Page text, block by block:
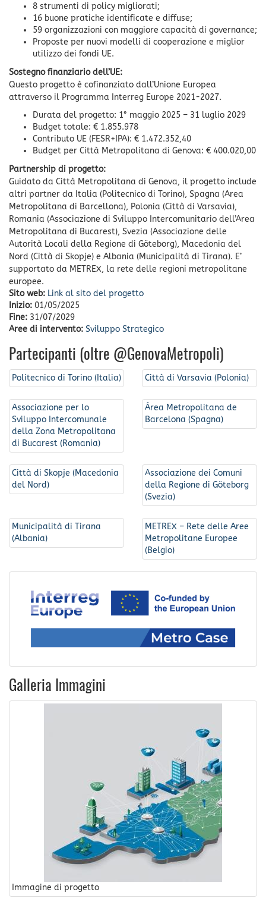
8 strumenti di policy migliorati;
16 buone pratiche identificate e diffuse;
59 organizzazioni con maggiore capacità di governance;
Proposte per nuovi modelli di cooperazione e miglior
utilizzo dei fondi UE.
Sostegno finanziario dell’UE:
Questo progetto è cofinanziato dall’Unione Europea
attraverso il Programma Interreg Europe 2021-2027.
Durata del progetto: 1° maggio 2025 – 31 luglio 2029
Budget totale: € 1.855.978
Contributo UE (FESR+IPA): € 1.472.352,40
Budget per Città Metropolitana di Genova: € 400.020,00
Partnership di progetto:
Guidato da Città Metropolitana di Genova, il progetto include
altri partner da Italia (Politecnico di Torino), Spagna (Area
Metropolitana di Barcellona), Polonia (Città di Varsavia),
Romania (Associazione di Sviluppo Intercomunitario dell’Area
Metropolitana di Bucarest), Svezia (Associazione delle
Autorità Locali della Regione di Göteborg), Macedonia del
Nord (Città di Skopje) e Albania (Municipalità di Tirana). E’
supportato da METREX, la rete delle regioni metropolitane
europee.
Sito web: Link al sito del progetto
Inizio: 01/05/2025
Fine: 31/07/2029
Aree di intervento: Sviluppo Strategico
Partecipanti (oltre @GenovaMetropoli)
Politecnico di Torino (Italia) Città di Varsavia (Polonia)
Associazione per lo
Sviluppo Intercomunale
della Zona Metropolitana
di Bucarest (Romania)
Área Metropolitana de
Barcelona (Spagna)
Città di Skopje (Macedonia
del Nord)
Associazione dei Comuni
della Regione di Göteborg
(Svezia)
Municipalità di Tirana
(Albania)
METREX – Rete delle Aree
Metropolitane Europee
(Belgio)
Galleria Immagini
Immagine di progetto